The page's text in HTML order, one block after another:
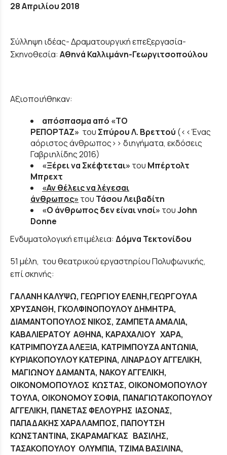
28 Απριλίου 2018
Σύλληψη ιδέας- Δραματουργική επεξεργασία-
Σκηνοθεσία: Αθηνά Καλλιμάνη-Γεωργιτσοπούλου
Αξιοποιήθηκαν:
απόσπασμα από «ΤΟ
ΡΕΠΟΡΤΑΖ» του Σπύρου Λ. Βρεττού (<<Ένας
αόριστος άνθρωπος>> διηγήματα, εκδόσεις
Γαβριηλίδης 2016)
«Ξέρει να Σκέφτεται» του Μπέρτολτ
Μπρεχτ
«Αν θέλεις να λέγεσαι
άνθρωπος» του Τάσου Λειβαδίτη
«Ο άνθρωπος δεν είναι νησί» τουJohn
Donne
Ενδυματολογική επιμέλεια: Δόμνα Τεκτονίδου
51 μέλη, του θεατρικού εργαστηρίου Πολυφωνικής,
επί σκηνής:
ΓΑΛΑΝΗ ΚΑΛΥΨΩ, ΓΕΩΡΓΙΟΥ ΕΛΕΝΗ,ΓΕΩΡΓΟΥΛΑ
ΧΡΥΣΑΝΘΗ, ΓΚΟΛΦΙΝΟΠΟΥΛΟΥ ΔΗΜΗΤΡΑ,
ΔΙΑΜΑΝΤΟΠΟΥΛΟΣ ΝΙΚΟΣ, ΖΑΜΠΕΤΑ ΑΜΑΛΙΑ,
ΚΑΒΑΛΙΕΡΑΤΟΥ ΑΘΗΝΑ, ΚΑΡΑΧΑΛΙΟΥ ΧΑΡΑ,
ΚΑΤΡΙΜΠΟΥΖΑ ΑΛΕΞΙΑ, ΚΑΤΡΙΜΠΟΥΖΑ ΑΝΤΩΝΙΑ,
ΚΥΡΙΑΚΟΠΟΥΛΟΥ ΚΑΤΕΡΙΝΑ, ΛΙΝΑΡΔΟΥ ΑΓΓΕΛΙΚΗ,
ΜΑΓΙΩΝΟΥ ΔΑΜΑΝΤΑ, ΝΑΚΟΥ ΑΓΓΕΛΙΚΗ,
ΟΙΚΟΝΟΜΟΠΟΥΛΟΣ ΚΩΣΤΑΣ, ΟΙΚΟΝΟΜΟΠΟΥΛΟΥ
ΤΟΥΛΑ, ΟΙΚΟΝΟΜΟΥ ΣΟΦΙΑ, ΠΑΝΑΓΙΩΤΑΚΟΠΟΥΛΟΥ
ΑΓΓΕΛΙΚΗ, ΠΑΝΕΤΑΣ ΦΕΛΟΥΡΗΣ ΙΑΣΟΝΑΣ,
ΠΑΠΑΔΑΚΗΣ ΧΑΡΑΛΑΜΠΟΣ, ΠΑΠΟΥΤΣΗ
ΚΩΝΣΤΑΝΤΙΝΑ, ΣΚΑΡΑΜΑΓΚΑΣ ΒΑΣΙΛΗΣ,
ΤΑΣΑΚΟΠΟΥΛΟΥ ΟΛΥΜΠΙΑ, ΤΖΙΜΑ ΒΑΣΙΛΙΝΑ,